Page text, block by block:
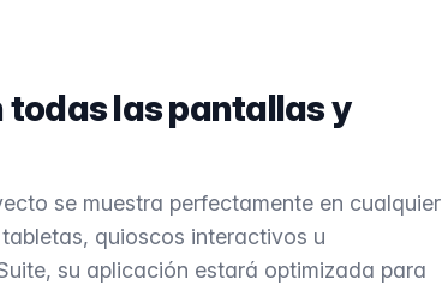
las pantallas y
se muestra perfectamente en cualquier
quioscos interactivos u
su aplicación estará optimizada para